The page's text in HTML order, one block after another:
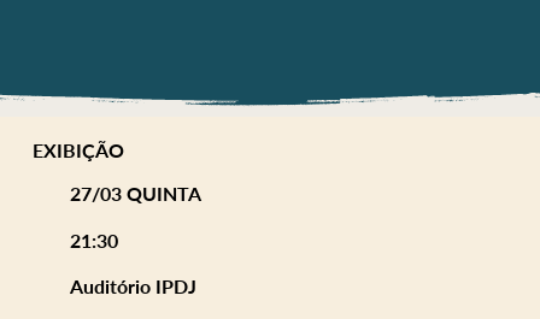
EXIBIÇÃO
27/03 QUINTA
21:30
Auditório IPDJ